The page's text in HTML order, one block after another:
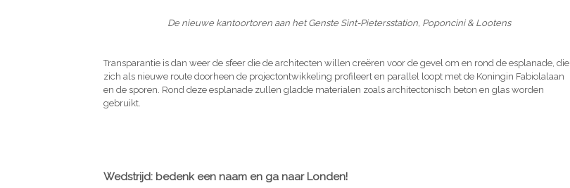
De nieuwe kantoortoren aan het Genste Sint-Pietersstation, Poponcini & Lootens
Transparantie is dan weer de sfeer die de architecten willen creëren voor de gevel om en rond de esplanade, die
zich als nieuwe route doorheen de projectontwikkeling profileert en parallel loopt met de Koningin Fabiolalaan
en de sporen. Rond deze esplanade zullen gladde materialen zoals architectonisch beton en glas worden
gebruikt.
Wedstrijd: bedenk een naam en ga naar Londen!